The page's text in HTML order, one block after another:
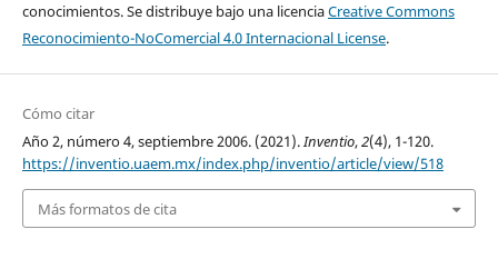
conocimientos. Se distribuye bajo una licenciaCreative Commons
Reconocimiento-NoComercial 4.0 Internacional License.
Cómo citar
Año 2, número 4, septiembre 2006. (2021).Inventio,2(4), 1-120.
https://inventio.uaem.mx/index.php/inventio/article/view/518
Más formatos de cita